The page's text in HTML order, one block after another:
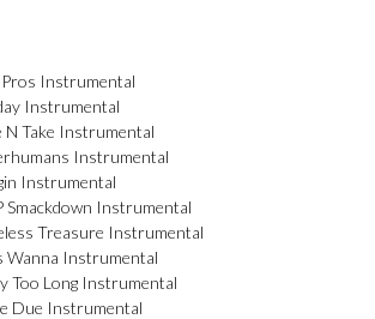
Instrumental
Instrumental
N Take Instrumental
Instrumental
Instrumental
Smackdown Instrumental
Treasure Instrumental
Wanna Instrumental
Too Long Instrumental
Due Instrumental